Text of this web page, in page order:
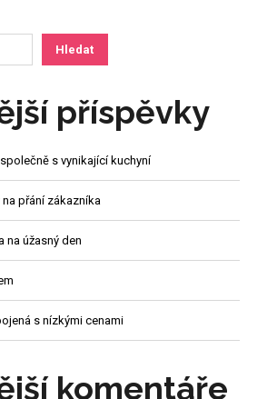
Hledat
příspěvky
s vynikající kuchyní
přání zákazníka
na úžasný den
s nízkými cenami
komentáře